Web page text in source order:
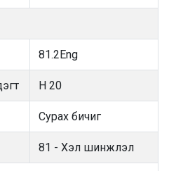
81.2Eng
H 20
Сурах бичиг
81 - Хэл шинжлэл